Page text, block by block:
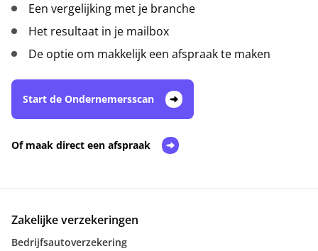
Een vergelijking met je branche
Het resultaat in je mailbox
De optie om makkelijk een afspraak te maken
Start de Ondernemersscan
Of maak direct een afspraak
Zakelijke verzekeringen
Bedrijfsautoverzekering